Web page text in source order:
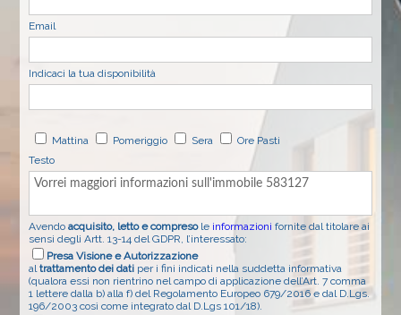
Email
Indicaci la tua disponibilità
Mattina Pomeriggio Sera
Ore Pasti
Testo
Avendoacquisito, letto e compresole informazioni fornite dal titolare ai
sensi degli Artt. 13-14 del GDPR, l’interessato:
Presa Visione e Autorizzazione
altrattamento dei dati per i fini indicati nella suddetta informativa
(qualora essi non rientrino nel campo di applicazione dell’Art. 7 comma
1 lettere dalla b) alla f) del Regolamento Europeo 679/2016 e dal D.Lgs.
196/2003 così come integrato dal D.Lgs 101/18).